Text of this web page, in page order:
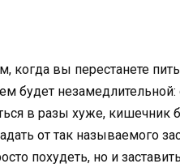
когда вы перестанете
будет
в разы хуже, кишечник
от так называемого
похудеть, но и